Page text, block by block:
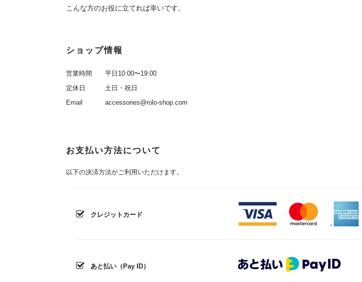
こんな方のお役に立てれば幸いです。
ショップ情報
営業時間
平日10:00〜19:00
定休日
土日・祝日
Email
accessories@rolo-shop.com
お支払い方法について
以下の決済方法がご利用いただけます。
クレジットカード
あと払い（Pay ID）